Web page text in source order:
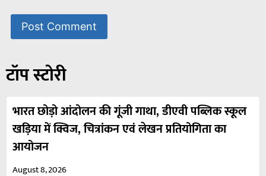
टॉप स्टोरी
भारत छोड़ो आंदोलन की गूंजी गाथा, डीएवी पब्लिक स्कूल
खड़िया में क्विज, चित्रांकन एवं लेखन प्रतियोगिता का
आयोजन
August 8, 2026